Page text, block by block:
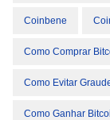
Coinbene
Como Comprar
Como Evitar
Como Ganhar